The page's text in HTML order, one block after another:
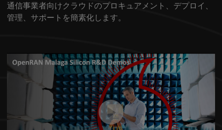
通信事業者向けクラウドのプロキュアメント、デプロイ、
管理、サポートを簡素化します。